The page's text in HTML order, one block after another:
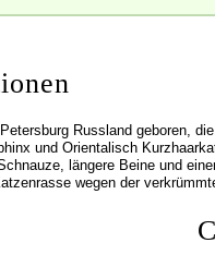
Russland geboren,
und Orientalisch
längere Beine und
wegen der